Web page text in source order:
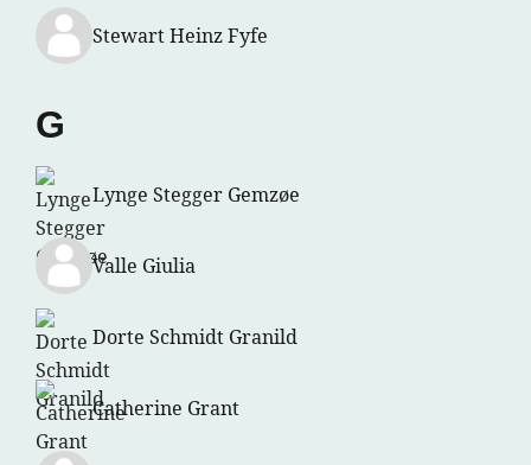
Stewart Heinz Fyfe
G
Lynge Stegger Gemzøe
Valle Giulia
Dorte Schmidt Granild
Catherine Grant